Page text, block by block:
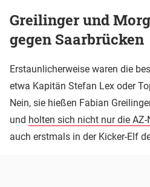
Greilinger und
gegen Saarbrücken
Erstaunlicherweise waren die
etwa Kapitän Stefan Lex oder
Nein, sie hießen Fabian
und holten sich nicht nur die AZ-
auch erstmals in der Kicker-Elf